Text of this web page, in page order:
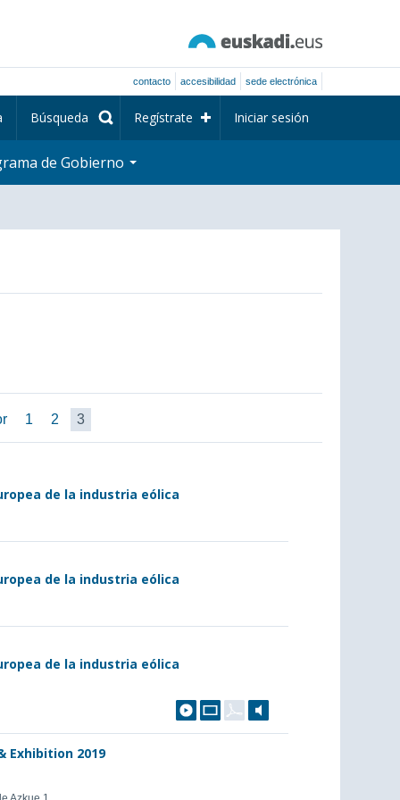
contacto accesibilidad sede electrónica
Búsqueda Regístrate Iniciar sesión
de Gobierno
1 2 3
de la industria eólica
de la industria eólica
de la industria eólica
Exhibition 2019